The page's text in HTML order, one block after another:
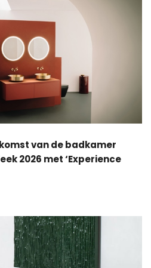
van de badkamer
2026 met ‘Experience